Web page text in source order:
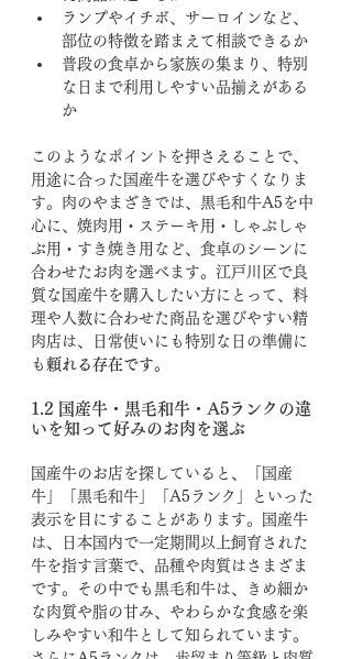
ランプやイチボ、サーロインなど、
部位の特徴を踏まえて相談できるか
普段の食卓から家族の集まり、特別
な日まで利用しやすい品揃えがある
か
このようなポイントを押さえることで、
用途に合った国産牛を選びやすくなりま
す。肉のやまざきでは、黒毛和牛A5を中
心に、焼肉用・ステーキ用・しゃぶしゃ
ぶ用・すき焼き用など、食卓のシーンに
合わせたお肉を選べます。江戸川区で良
質な国産牛を購入したい方にとって、料
理や人数に合わせた商品を選びやすい精
肉店は、日常使いにも特別な日の準備に
も 頼れる存在です。
1.2 国産牛・黒毛和牛・A5ランクの違
いを知って好みのお肉を選ぶ
国産牛のお店を探していると、「国産
牛」「黒毛和牛」「A5ランク」といった
表示を目にすることがあります。国産牛
は、日本国内で一定期間以上飼育された
牛を指す言葉で、品種や肉質はさまざま
です。その中でも黒毛和牛は、きめ細か
な肉質や脂の甘み、やわらかな食感を楽
しみやすい和牛として知られています。